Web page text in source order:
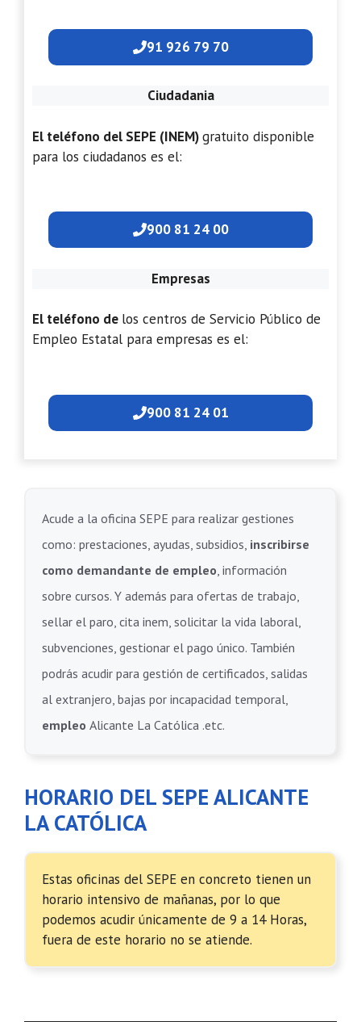
91 926 79 70
Ciudadania
El teléfono del SEPE (INEM)gratuito disponible
para los ciudadanos es el:
900 81 24 00
Empresas
El teléfono de los centros de Servicio Público de
Empleo Estatal para empresas es el:
900 81 24 01
Acude a la oficina SEPE para realizar gestiones
como: prestaciones, ayudas, subsidios, inscribirse
como demandante de empleo, información
sobre cursos. Y además para ofertas de trabajo,
sellar el paro, cita inem, solicitar la vida laboral,
subvenciones, gestionar el pago único. También
podrás acudir para gestión de certificados, salidas
al extranjero, bajas por incapacidad temporal,
empleo Alicante La Católica .etc.
HORARIO DEL SEPE ALICANTE
LA CATÓLICA
Estas oficinas del SEPE en concreto tienen un
horario intensivo de mañanas, por lo que
podemos acudir únicamente de 9 a 14 Horas,
fuera de este horario no se atiende.